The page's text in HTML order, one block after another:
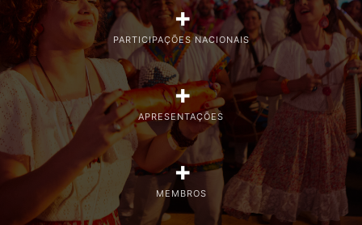
PARTICIPAÇÕES NACIONAIS
+
APRESENTAÇÕES
+
MEMBROS
+